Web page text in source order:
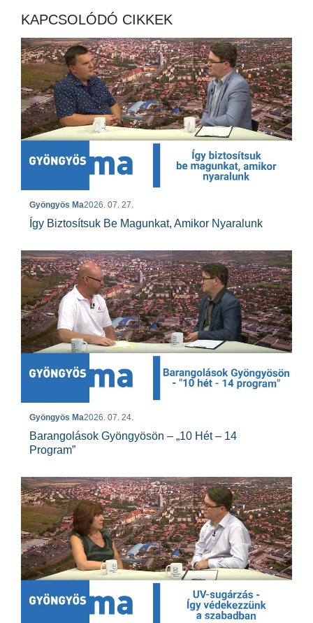
KAPCSOLÓDÓ CIKKEK
Gyöngyös Ma2026. 07. 27.
Így Biztosítsuk Be Magunkat, Amikor Nyaralunk
Gyöngyös Ma2026. 07. 24.
Barangolások Gyöngyösön – „10 Hét – 14
Program”